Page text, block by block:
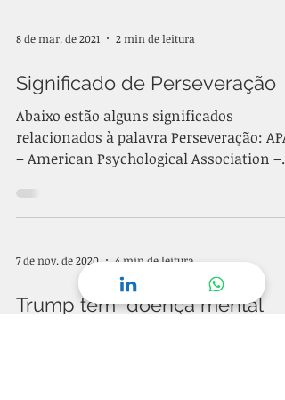
8 de mar. de 2021 2 min de leitura
Significado de Perseveração
Abaixo estão alguns significados
relacionados à palavra Perseveração: APA
– American Psychological Association –
7 de nov. de 2020 4 min de leitura
Trump tem "doença mental